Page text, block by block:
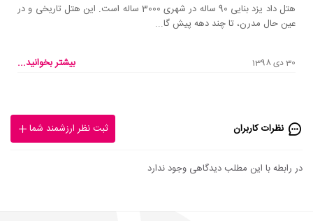
هتل داد یزد بنایی 90 ساله در شهری 3000 ساله است. این هتل تاریخی و در
عین حال مدرن، تا چند دهه پیش گا...
30 دی 1398 بیشتر بخوانید...
نظرات کاربران ثبت نظر ارزشمند شما
در رابطه با این مطلب دیدگاهی وجود ندارد